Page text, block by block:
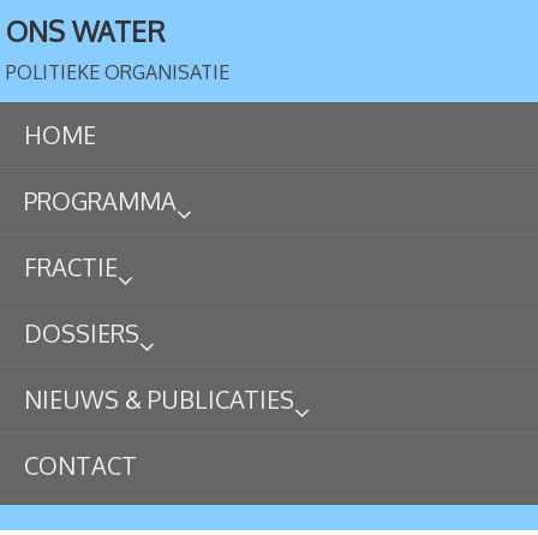
ONS WATER
POLITIEKE ORGANISATIE
HOME
PROGRAMMA
FRACTIE
DOSSIERS
NIEUWS & PUBLICATIES
CONTACT